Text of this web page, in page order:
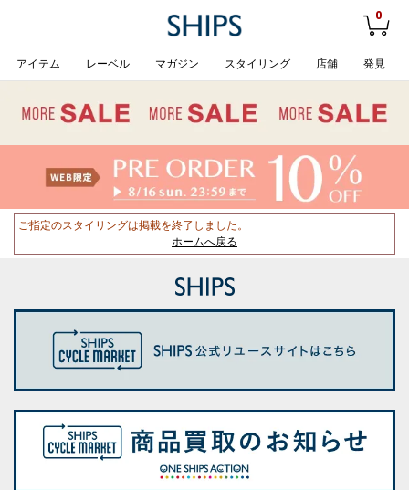
0
アイテム レーベル マガジン スタイリング 店舗 発見
ご指定のスタイリングは掲載を終了しました。
ホームへ戻る